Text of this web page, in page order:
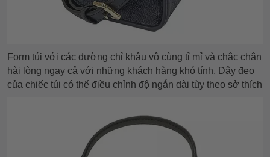
Form túi với các đường chỉ khâu vô cùng tỉ mỉ và chắc chắn
hài lòng ngay cả với những khách hàng khó tính. Dây đeo
của chiếc túi có thể điều chỉnh độ ngắn dài tùy theo sở thích